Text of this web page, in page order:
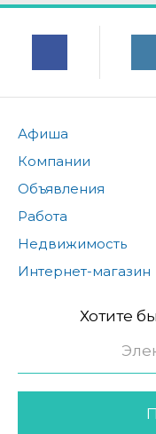
Афиша
Компании
Объявления
Работа
Недвижимость
Интернет-магазин
Хотите